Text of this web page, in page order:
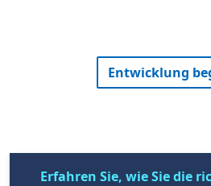
Entwicklung
Erfahren Sie, wie Sie die